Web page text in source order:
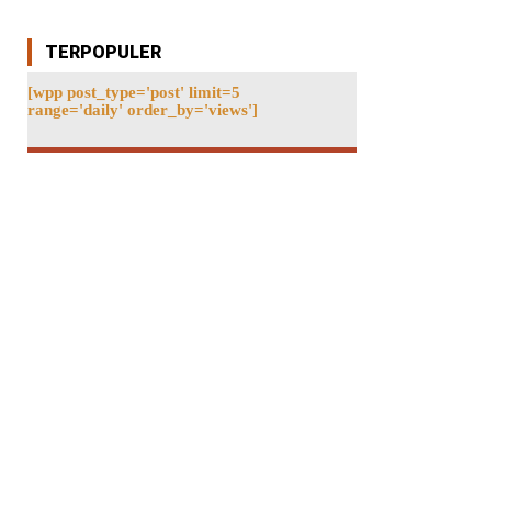
TERPOPULER
[wpp post_type='post' limit=5
range='daily' order_by='views']